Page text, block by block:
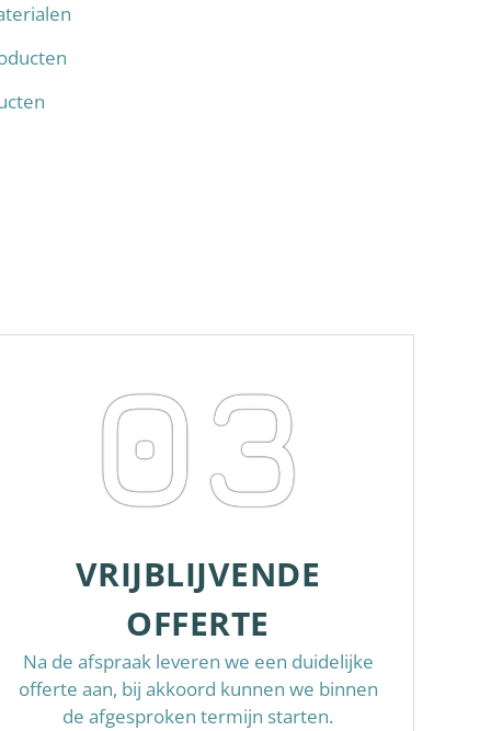
03
VRIJBLIJVENDE
OFFERTE
Na de afspraak leveren we een duidelijke
offerte aan, bij akkoord kunnen we binnen
de afgesproken termijn starten.